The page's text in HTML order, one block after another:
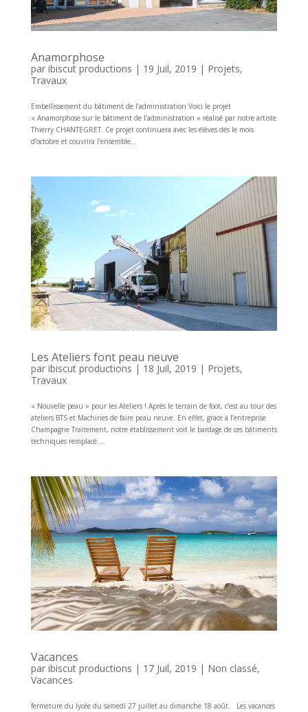
Anamorphose
par ibiscut productions | 19 Juil, 2019 | Projets,
Travaux
Embellissement du bâtiment de l’administration Voici le projet
« Anamorphose sur le bâtiment de l’administration » réalisé par notre artiste
Thierry CHANTEGRET. Ce projet continuera avec les élèves dés le mois
d’octobre et couvrira l’ensemble...
Les Ateliers font peau neuve
par ibiscut productions | 18 Juil, 2019 | Projets,
Travaux
« Nouvelle peau » pour les Ateliers ! Aprés le terrain de foot, c’est au tour des
ateliers BTS et Machines de faire peau neuve. En effet, grace à l’entreprise
Champagne Traitement, notre établissement voit le bardage de ces bâtiments
techniques remplacé....
Vacances
par ibiscut productions | 17 Juil, 2019 | Non classé,
Vacances
fermeture du lycée du samedi 27 juillet au dimanche 18 août. Les vacances